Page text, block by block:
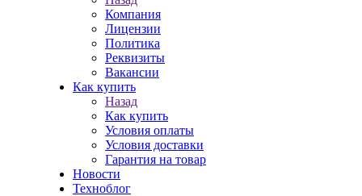
Компания
Лицензии
Политика
Реквизиты
Вакансии
Как купить
Назад
Как купить
Условия оплаты
Условия доставки
Гарантия на товар
Новости
Техноблог